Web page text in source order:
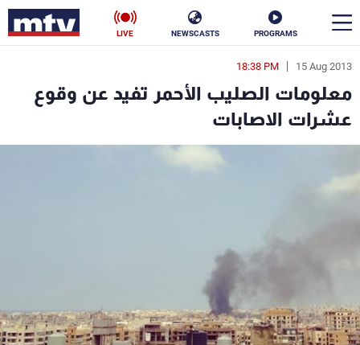
PROGRAMS
NEWSCASTS
LIVE
15 Aug 2013
18:38 PM
معلومات الصليب الأحمر تفيد عن وقوع
عشرات الاصابات
en
الأخبار
سياسة ناس
إقتصاد
البرامج